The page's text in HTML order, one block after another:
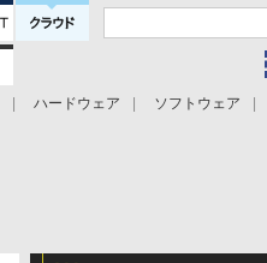
ハードウェア
ソフトウェア